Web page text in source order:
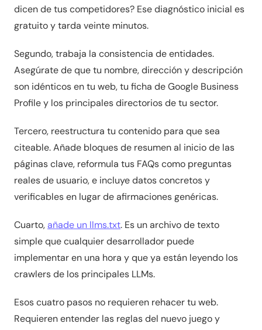
dicen de tus competidores? Ese diagnóstico inicial es
gratuito y tarda veinte minutos.
Segundo, trabaja la consistencia de entidades.
Asegúrate de que tu nombre, dirección y descripción
son idénticos en tu web, tu ficha de Google Business
Profile y los principales directorios de tu sector.
Tercero, reestructura tu contenido para que sea
citeable. Añade bloques de resumen al inicio de las
páginas clave, reformula tus FAQs como preguntas
reales de usuario, e incluye datos concretos y
verificables en lugar de afirmaciones genéricas.
Cuarto,añade un llms.txt. Es un archivo de texto
simple que cualquier desarrollador puede
implementar en una hora y que ya están leyendo los
crawlers de los principales LLMs.
Esos cuatro pasos no requieren rehacer tu web.
Requieren entender las reglas del nuevo juego y